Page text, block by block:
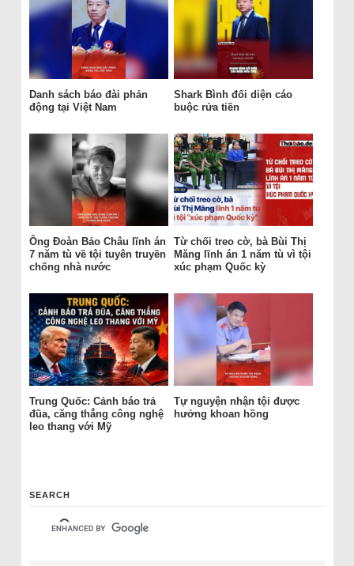
Danh sách báo đài phản
động tại Việt Nam
Shark Bình đối diện cáo
buộc rửa tiền
Ông Đoàn Bảo Châu lĩnh án
7 năm tù về tội tuyên truyền
chống nhà nước
Từ chối treo cờ, bà Bùi Thị
Măng lĩnh án 1 năm tù vì tội
xúc phạm Quốc kỳ
Trung Quốc: Cảnh báo trả
đũa, căng thẳng công nghệ
leo thang với Mỹ
Tự nguyện nhận tội được
hưởng khoan hồng
SEARCH